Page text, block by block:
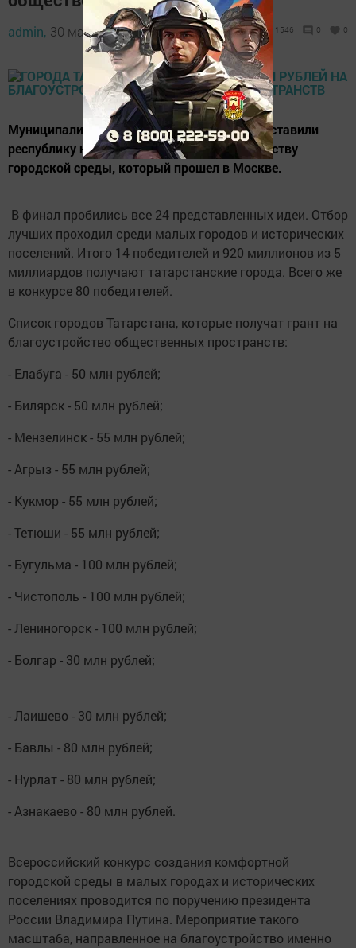
admin, 30 мая 2018 - 08:23 1546 0 0
Муниципалитеты Татарстана успешно представили
республику на конкурсе проектов по устройству
городской среды, который прошел в Москве.
В финал пробились все 24 представленных идеи. Отбор
лучших проходил среди малых городов и исторических
поселений. Итого 14 победителей и 920 миллионов из 5
миллиардов получают татарстанские города. Всего же
в конкурсе 80 победителей.
Список городов Татарстана, которые получат грант на
благоустройство общественных пространств:
- Елабуга - 50 млн рублей;
- Билярск - 50 млн рублей;
- Мензелинск - 55 млн рублей;
- Агрыз - 55 млн рублей;
- Кукмор - 55 млн рублей;
- Тетюши - 55 млн рублей;
- Бугульма - 100 млн рублей;
- Чистополь - 100 млн рублей;
- Лениногорск - 100 млн рублей;
- Болгар - 30 млн рублей;
- Лаишево - 30 млн рублей;
- Бавлы - 80 млн рублей;
- Нурлат - 80 млн рублей;
- Азнакаево - 80 млн рублей.
Всероссийский конкурс создания комфортной
городской среды в малых городах и исторических
поселениях проводится по поручению президента
России Владимира Путина. Мероприятие такого
масштаба, направленное на благоустройство именно